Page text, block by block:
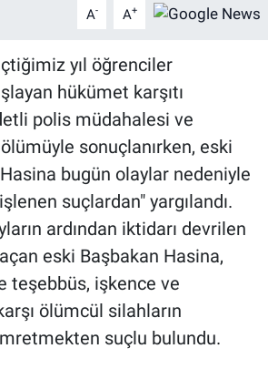
A- A+
yıl öğrenciler
hükümet karşıtı
polis müdahalesi ve
sonuçlanırken, eski
bugün olaylar nedeniyle
suçlardan" yargılandı.
ardından iktidarı devrilen
eski Başbakan Hasina,
teşebbüs, işkence ve
ölümcül silahların
suçlu bulundu.